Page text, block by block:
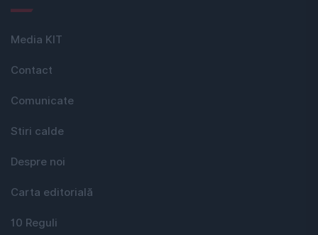
Media KIT
Contact
Comunicate
Stiri calde
Despre noi
Carta editorială
10 Reguli